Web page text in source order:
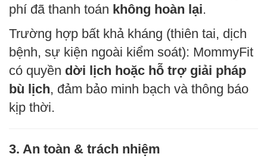
phí đã thanh toán không hoàn lại.
Trường hợp bất khả kháng (thiên tai, dịch
bệnh, sự kiện ngoài kiểm soát): MommyFit
có quyền dời lịch hoặc hỗ trợ giải pháp
bù lịch, đảm bảo minh bạch và thông báo
kịp thời.
3. An toàn & trách nhiệm